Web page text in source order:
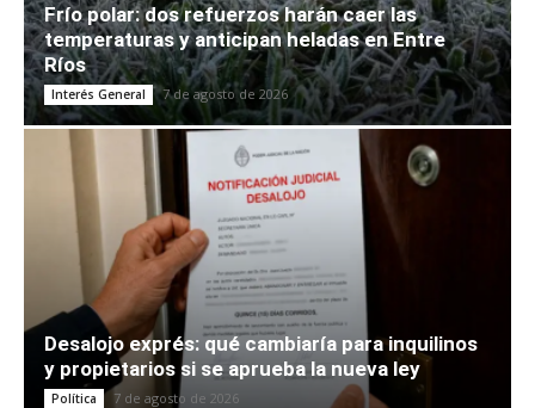
Frío polar: dos refuerzos harán caer las
temperaturas y anticipan heladas en Entre
Ríos
Interés General 7 de agosto de 2026
Desalojo exprés: qué cambiaría para inquilinos
y propietarios si se aprueba la nueva ley
Política 7 de agosto de 2026